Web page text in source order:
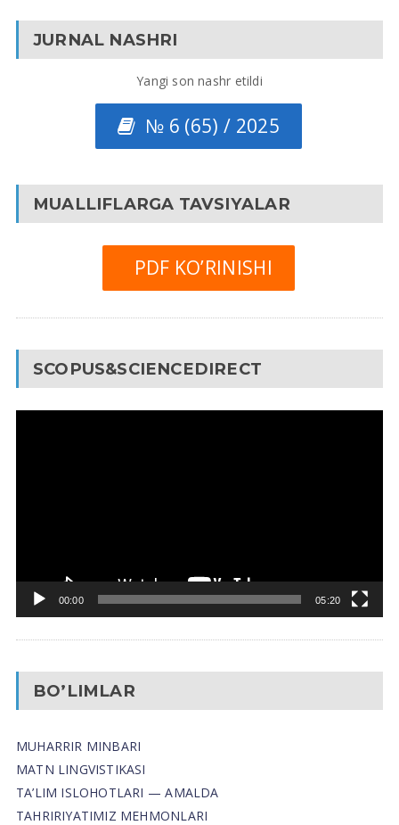
JURNAL NASHRI
Yangi son nashr etildi
№ 6 (65) / 2025
MUALLIFLARGA TAVSIYALAR
PDF KO’RINISHI
SCOPUS&SCIENCEDIRECT
00:00 05:20
BO’LIMLAR
MUHARRIR MINBARI
MATN LINGVISTIKASI
TA’LIM ISLOHOTLARI — AMALDA
TAHRIRIYATIMIZ MEHMONLARI